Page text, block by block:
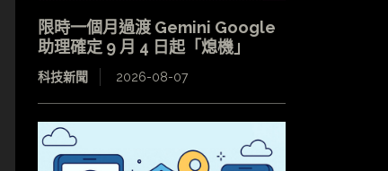
限時一個月過渡 Gemini Google
助理確定 9 月 4 日起「熄機」
科技新聞 2026-08-07